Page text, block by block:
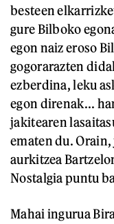
besteen
gure Bilboko
egon naiz eroso
gogorarazten
ezberdina, leku
egon direnak...
jakitearen
ematen du.
aurkitzea
Nostalgia puntu
Mahai ingurua